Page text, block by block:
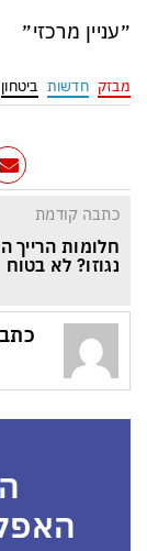
״עניין מרכזי״
מבזק חדשות ביטחון
כתבה קודמת
חלומות הרייך
נגוזו? לא בטוח